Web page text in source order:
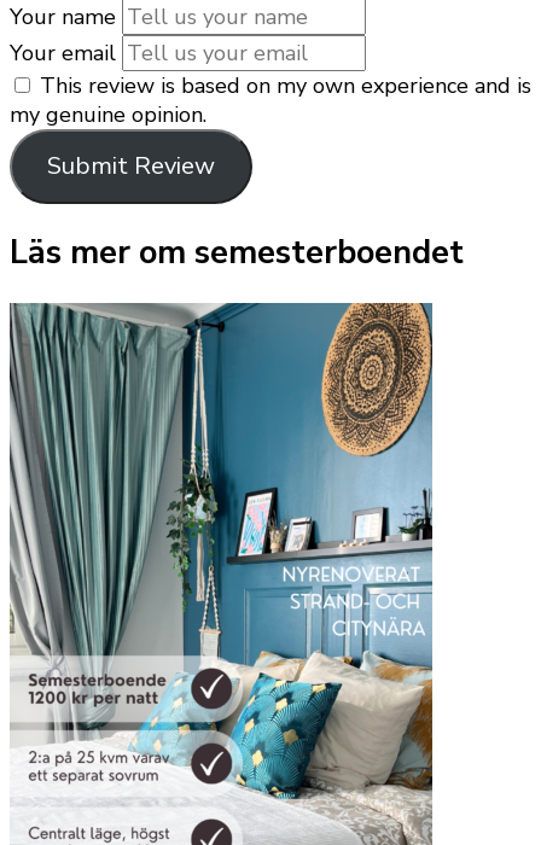
Your name
Your email
This review is based on my own experience and is
my genuine opinion.
Submit Review
Läs mer om semesterboendet